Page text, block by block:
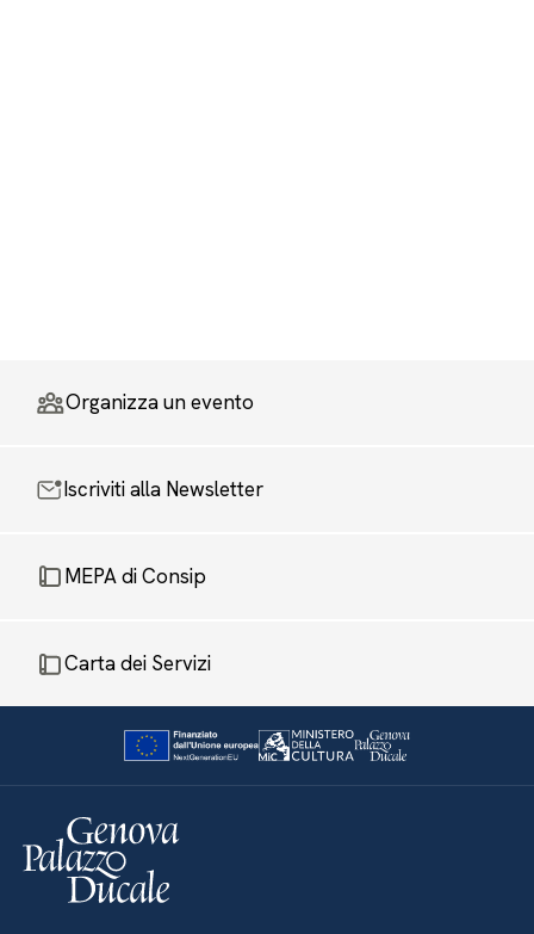
Organizza un evento
Iscriviti alla Newsletter
MEPA di Consip
Carta dei Servizi